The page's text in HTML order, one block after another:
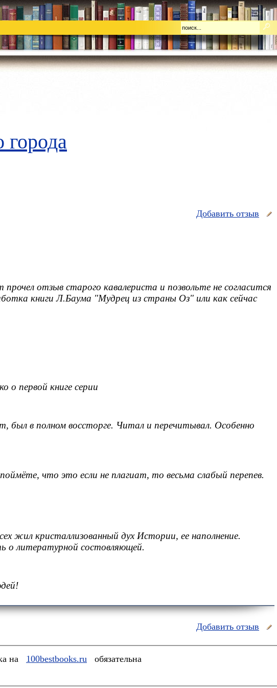
Добавить отзыв
отзыв старого кавалериста и позвольте не согласится
книги Л.Баума "Мудрец из страны Оз" или как сейчас
о первой книге серии
был в полном воссторге. Читал и перечитывал. Особенно
что это если не плагиат, то весьма слабый перепев.
жил кристаллизованный дух Истории, ее наполнение.
о литературной состовляющей.
Добавить отзыв
на 100bestbooks.ru
обязательна